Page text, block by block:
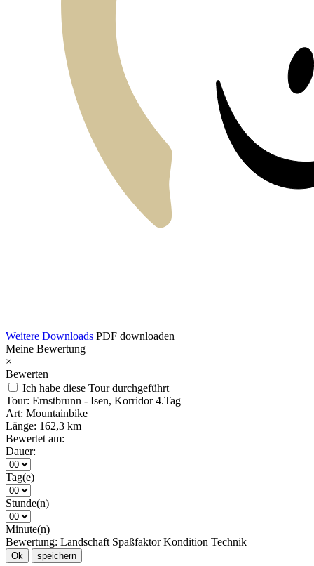
Weitere Downloads PDF downloaden
Meine Bewertung
×
Bewerten
Ich habe diese Tour durchgeführt
Tour: Ernstbrunn - Isen, Korridor 4.Tag
Art: Mountainbike
Länge: 162,3 km
Bewertet am:
Dauer:
Tag(e)
Stunde(n)
Minute(n)
Bewertung: Landschaft Spaßfaktor Kondition Technik
Ok speichern